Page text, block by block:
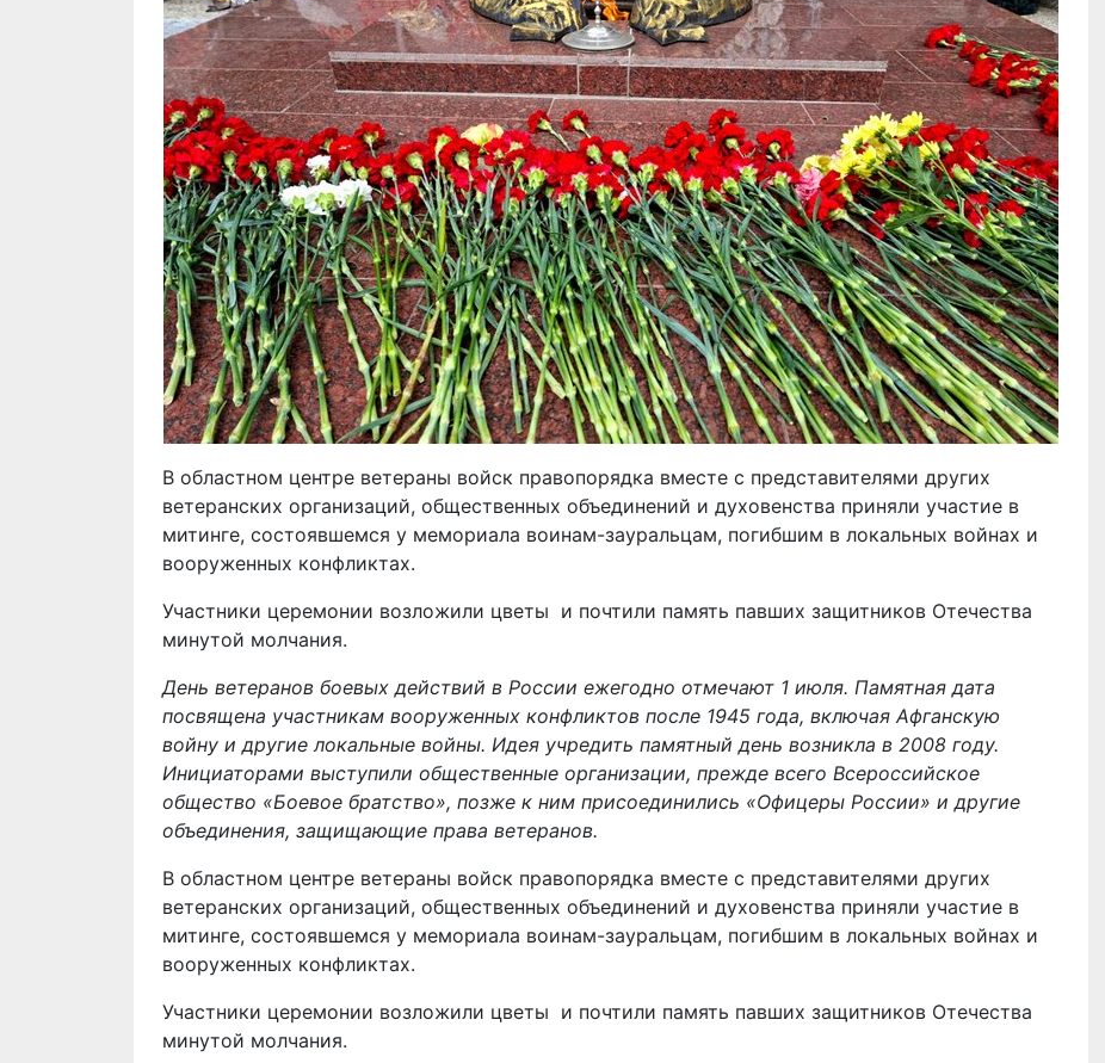
В областном центре ветераны войск правопорядка вместе с представителями других
ветеранских организаций, общественных объединений и духовенства приняли участие в
митинге, состоявшемся у мемориала воинам-зауральцам, погибшим в локальных войнах и
вооруженных конфликтах.
Участники церемонии возложили цветы и почтили память павших защитников Отечества
минутой молчания.
День ветеранов боевых действий в России ежегодно отмечают 1 июля. Памятная дата
посвящена участникам вооруженных конфликтов после 1945 года, включая Афганскую
войну и другие локальные войны. Идея учредить памятный день возникла в 2008 году.
Инициаторами выступили общественные организации, прежде всего Всероссийское
общество «Боевое братство», позже к ним присоединились «Офицеры России» и другие
объединения, защищающие права ветеранов.
В областном центре ветераны войск правопорядка вместе с представителями других
ветеранских организаций, общественных объединений и духовенства приняли участие в
митинге, состоявшемся у мемориала воинам-зауральцам, погибшим в локальных войнах и
вооруженных конфликтах.
Участники церемонии возложили цветы и почтили память павших защитников Отечества
минутой молчания.